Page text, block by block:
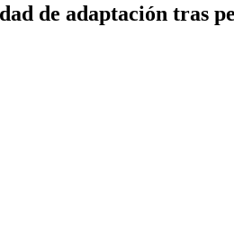
de adaptación tras